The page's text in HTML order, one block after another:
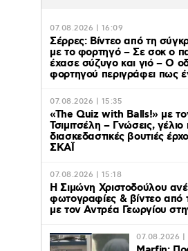
07.08.2026 | 16:09
Σέρρες: Βίντεο από τη
με το φορτηγό – Σε σοκ ο
έχασε σύζυγο και γιό – Ο
φορτηγού περιγράφει πως
07.08.2026 | 15:35
«The Quiz with Balls!» με
Τσιμιτσέλη – Γνώσεις, γέλιο
διασκεδαστικές βουτιές
ΣΚΑΪ
07.08.2026 | 15:18
Η Σιμώνη Χριστοδούλου
φωτογραφίες & βίντεο από
με τον Αντρέα Γεωργίου
07.08.2026 |